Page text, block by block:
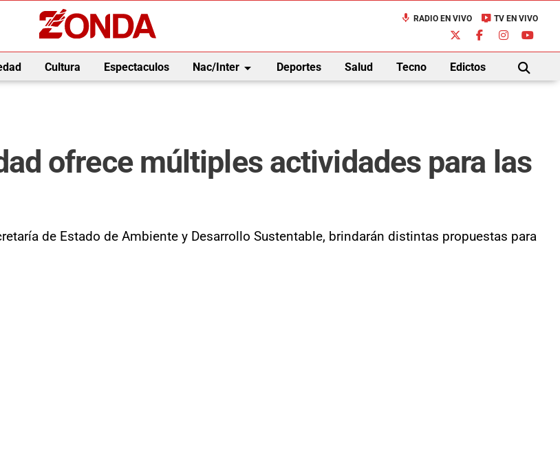
mic RADIO EN VIVO live_tv TV EN VIVO
Cultura Espectaculos Nac/Interarrow_drop_down Deportes Salud Tecno Edictos
BUSCAR
ofrece múltiples actividades para las
de Estado de Ambiente y Desarrollo Sustentable, brindarán distintas propuestas para